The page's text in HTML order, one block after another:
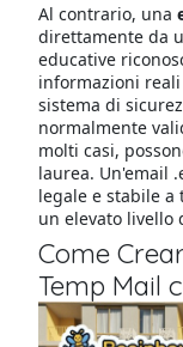
Al contrario, una
direttamente da
educative
informazioni
sistema di
normalmente
molti casi,
laurea. Un'email
legale e stabile
un elevato livello
Come
Temp Mail